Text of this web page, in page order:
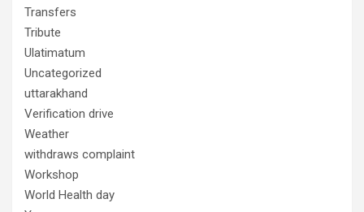
Transfers
Tribute
Ulatimatum
Uncategorized
uttarakhand
Verification drive
Weather
withdraws complaint
Workshop
World Health day